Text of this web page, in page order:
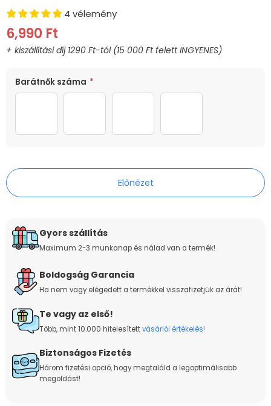
4 vélemény
6,990 Ft
SZÍN
MÉRET
Barátnők száma *
Előnézet
Gyors szállítás
Maximum 2-3 munkanap és nálad van a termék!
Boldogság Garancia
Ha nem vagy elégedett a termékkel visszafizetjük az árát!
Te vagy az első!
Több, mint 10.000 hitelesítettvásárlói értékelés!
Biztonságos Fizetés
Három fizetési opció, hogy megtaláld a legoptimálisabb
megoldást!